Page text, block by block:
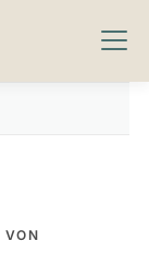
Menü
VON